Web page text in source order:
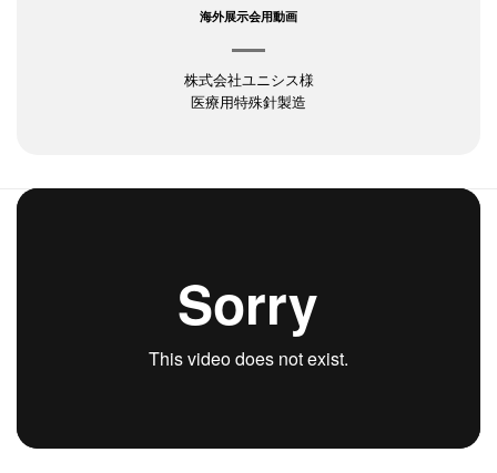
海外展示会用動画
株式会社ユニシス様
医療用特殊針製造